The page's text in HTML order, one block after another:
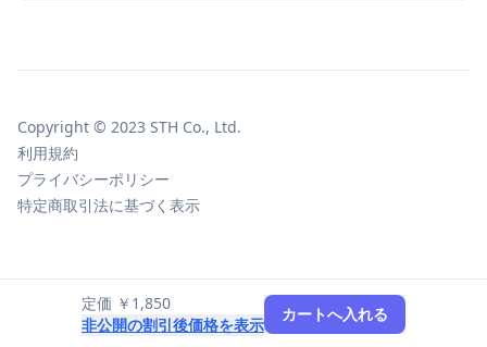
定価 ￥1,850
非公開の割引後価格を表示
カートへ入れる
Copyright © 2023 STH Co., Ltd.
利用規約
プライバシーポリシー
特定商取引法に基づく表示